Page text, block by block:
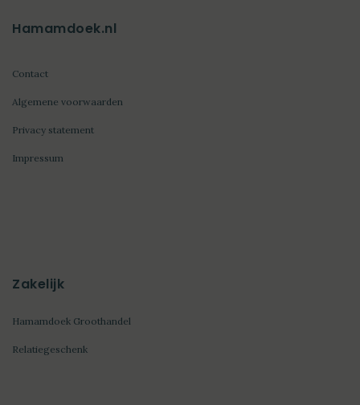
Hamamdoek.nl
Contact
Algemene voorwaarden
Privacy statement
Impressum
Zakelijk
Hamamdoek Groothandel
Relatiegeschenk